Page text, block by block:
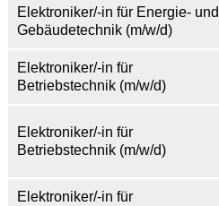
Elektroniker/-in für Energie- und
Gebäudetechnik (m/w/d)
Elektroniker/-in für
Betriebstechnik (m/w/d)
Elektroniker/-in für
Betriebstechnik (m/w/d)
Elektroniker/-in für